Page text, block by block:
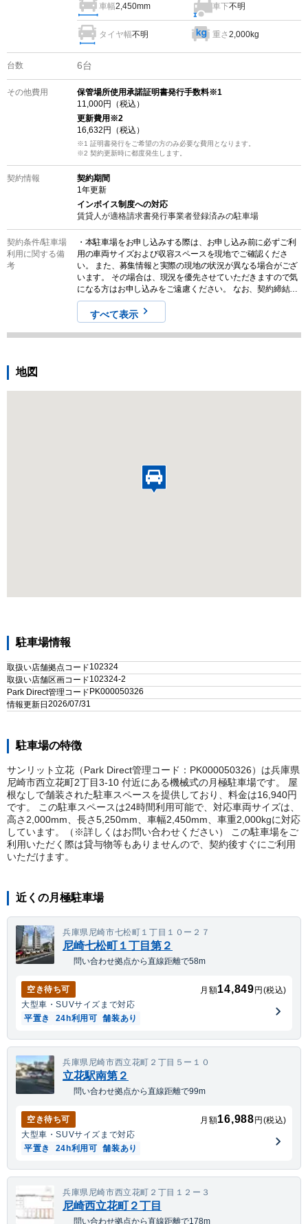
車幅2,450mm 車下不明
タイヤ幅不明 重さ2,000kg
台数 6台
その他費用
保管場所使用承諾証明書発行手数料※1
11,000円（税込）
更新費用 ※2
16,632 円（税込）
※1 証明書発行をご希望の方のみ必要な費用となります。
※2 契約更新時に都度発生します。
契約情報
契約期間
1年更新
インボイス制度への対応
賃貸人が適格請求書発行事業者登録済みの駐車場
契約条件/駐車場
利用に関する備
考
・本駐車場をお申し込みする際は、お申し込み前に必ずご利
用の車両サイズおよび収容スペースを現地でご確認くださ
い。 また、募集情報と実際の現地の状況が異なる場合がござ
います。 その場合は、現況を優先させていただきますので気
になる方はお申し込みをご遠慮ください。 なお、契約締結後
のキャンセルやクレームに対する返金は一切対応しませんの
で予めご認識ください。 ・本駐車場は物件入居者専用駐車場
のため、入居者が駐車場を必要とした場合などにおいて通知
があった場合には、1 ヶ月の猶予を以て退去していただく場
すべて表示
地図
駐車場情報
取扱い店舗拠点コード102324
取扱い店舗区画コード102324-2
Park Direct管理コード PK000050326
情報更新日 2026/07/31
駐車場の特徴
サンリット立花（Park Direct管理コード：PK000050326）は兵庫県
尼崎市西立花町2丁目3-10 付近にある機械式の月極駐車場です。 屋
根なしで舗装された駐車スペースを提供しており、料金は16,940円
です。 この駐車スペースは24時間利用可能で、対応車両サイズは、
高さ2,000mm、長さ5,250mm、車幅2,450mm、車重2,000kgに対応
しています。（※詳しくはお問い合わせください） この駐車場をご
利用いただく際は貸与物等もありませんので、契約後すぐにご利用
いただけます。
近くの月極駐車場
兵庫県尼崎市七松町１丁目１０ー２７
尼崎七松町１丁目第２
問い合わせ拠点から直線距離で58m
空き待ち可 月額14,849 円(税込)
大型車・SUVサイズまで対応
平置き
24h利用可 舗装あり
兵庫県尼崎市西立花町２丁目５ー１０
立花駅南第２
問い合わせ拠点から直線距離で99m
空き待ち可 月額16,988 円(税込)
大型車・SUVサイズまで対応
平置き
24h利用可 舗装あり
兵庫県尼崎市西立花町２丁目１２ー３
尼崎西立花町２丁目
問い合わせ拠点から直線距離で178m